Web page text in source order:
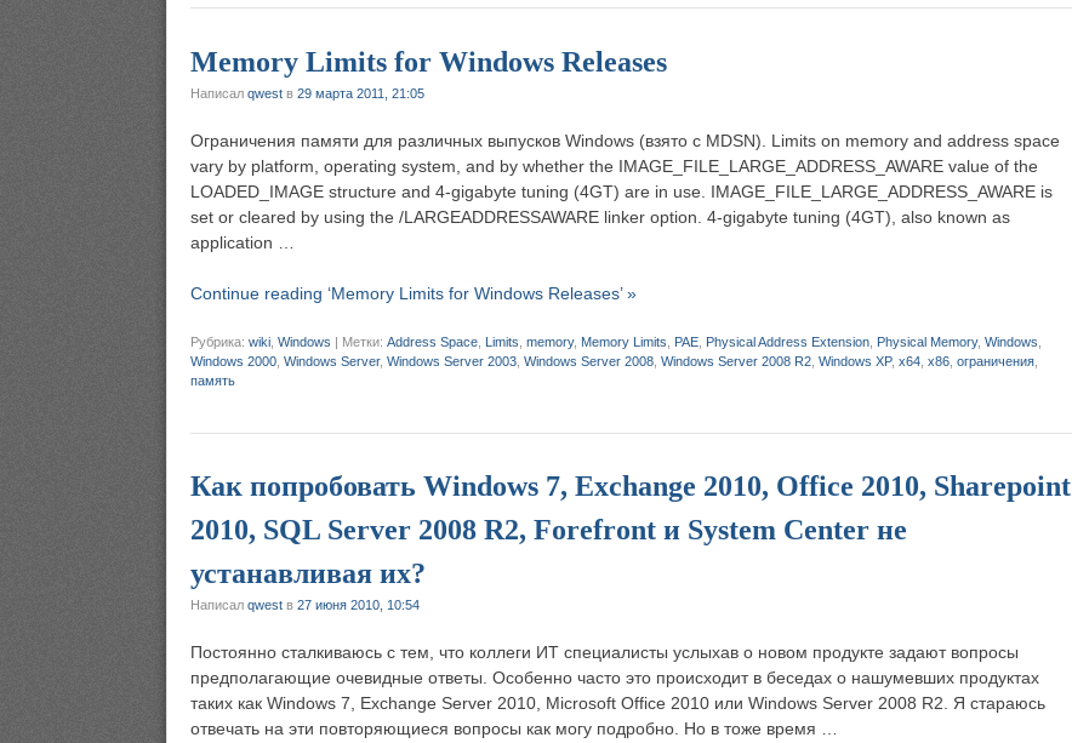
Memory Limits for Windows Releases
Написал qwest в 29 марта 2011, 21:05
Ограничения памяти для различных выпусков Windows (взято с MDSN). Limits on memory and address space
vary by platform, operating system, and by whether the IMAGE_FILE_LARGE_ADDRESS_AWARE value of the
LOADED_IMAGE structure and 4-gigabyte tuning (4GT) are in use. IMAGE_FILE_LARGE_ADDRESS_AWARE is
set or cleared by using the /LARGEADDRESSAWARE linker option. 4-gigabyte tuning (4GT), also known as
application …
Continue reading ‘Memory Limits for Windows Releases’ »
Рубрика: wiki Windows | Метки: Address Space Limits memory, Memory Limits PAE Physical Address Extension Physical Memory, Windows
Windows 2000 Windows Server, Windows Server 2003 Windows Server 2008 Windows Server 2008 R2 Windows XP, x64 x86 ограничения
память
Как попробовать Windows 7, Exchange 2010, Office 2010, Sharepoint
2010, SQL Server 2008 R2, Forefront и System Center не
устанавливая их?
Написал qwest в 27 июня 2010, 10:54
Постоянно сталкиваюсь с тем, что коллеги ИТ специалисты услыхав о новом продукте задают вопросы
предполагающие очевидные ответы. Особенно часто это происходит в беседах о нашумевших продуктах
таких как Windows 7, Exchange Server 2010, Microsoft Office 2010 или Windows Server 2008 R2. Я стараюсь
отвечать на эти повторяющиеся вопросы как могу подробно. Но в тоже время …